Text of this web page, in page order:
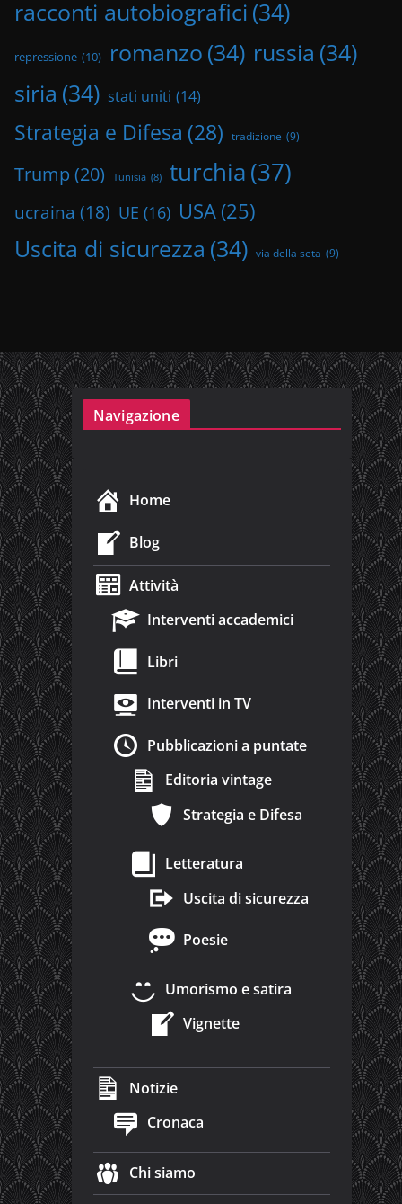
racconti autobiografici (34)
repressione (10) romanzo (34) russia (34)
siria (34) stati uniti (14)
Strategia e Difesa (28) tradizione (9)
Trump (20) Tunisia (8) turchia(37)
ucraina (18) UE (16) USA (25)
Uscita di sicurezza (34) via della seta (9)
Navigazione
Home
Blog
Attività
Interventi accademici
Libri
Interventi in TV
Pubblicazioni a puntate
Editoria vintage
Strategia e Difesa
Letteratura
Uscita di sicurezza
Poesie
Umorismo e satira
Vignette
Notizie
Cronaca
Chi siamo